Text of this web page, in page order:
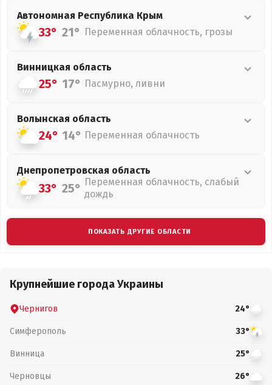
Автономная Республика Крым
33° 21° Переменная облачность, грозы
Винницкая область
25° 17° Пасмурно, ливни
Волынская область
24° 14° Переменная облачность
Днепропетровская область
33° 25° Переменная облачность, слабый
дождь
ПОКАЗАТЬ ДРУГИЕ ОБЛАСТИ
Крупнейшие города Украины
Чернигов 24°
Симферополь 33°
Винница 25°
Черновцы 26°